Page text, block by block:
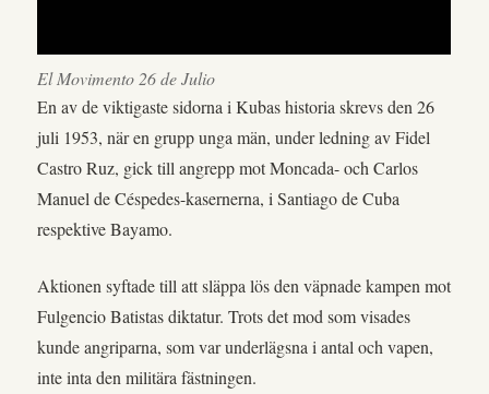
El Movimento 26 de Julio
En av de viktigaste sidorna i Kubas historia skrevs den 26
juli 1953, när en grupp unga män, under ledning av Fidel
Castro Ruz, gick till angrepp mot Moncada- och Carlos
Manuel de Céspedes-kasernerna, i Santiago de Cuba
respektive Bayamo.
Aktionen syftade till att släppa lös den väpnade kampen mot
Fulgencio Batistas diktatur. Trots det mod som visades
kunde angriparna, som var underlägsna i antal och vapen,
inte inta den militära fästningen.